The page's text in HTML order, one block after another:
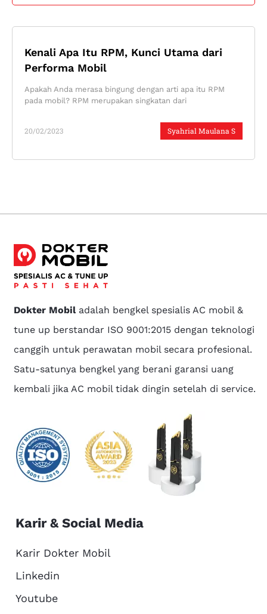
Kenali Apa Itu RPM, Kunci Utama dari
Performa Mobil
Syahrial Maulana S
20/02/2023
Apakah Anda merasa bingung dengan arti apa itu RPM
pada mobil? RPM merupakan singkatan dari
Dokter Mobiladalah bengkel spesialis AC mobil &
tune up berstandar ISO 9001:2015 dengan teknologi
canggih untuk perawatan mobil secara profesional.
Satu-satunya bengkel yang berani garansi uang
kembali jika AC mobil tidak dingin setelah di service.
Karir & Social Media
Karir Dokter Mobil
Linkedin
Youtube